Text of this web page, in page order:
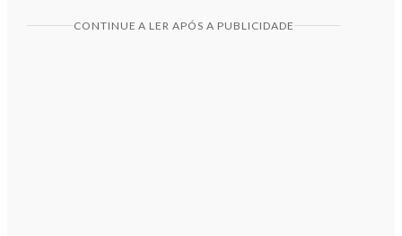
CONTINUE A LER APÓS A PUBLICIDADE